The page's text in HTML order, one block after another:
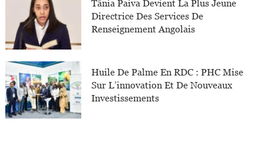
Tânia Paiva Devient La Plus Jeune
Directrice Des Services De
Renseignement Angolais
Huile De Palme En RDC : PHC Mise
Sur L’innovation Et De Nouveaux
Investissements